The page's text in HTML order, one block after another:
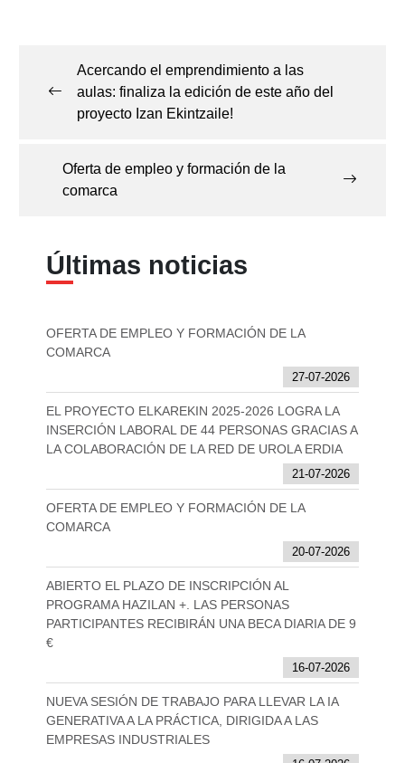
entradas
Acercando el emprendimiento a las
aulas: finaliza la edición de este año del
proyecto Izan Ekintzaile!
Oferta de empleo y formación de la
comarca
Últimas noticias
OFERTA DE EMPLEO Y FORMACIÓN DE LA
COMARCA
27-07-2026
EL PROYECTO ELKAREKIN 2025-2026 LOGRA LA
INSERCIÓN LABORAL DE 44 PERSONAS GRACIAS A
LA COLABORACIÓN DE LA RED DE UROLA ERDIA
21-07-2026
OFERTA DE EMPLEO Y FORMACIÓN DE LA
COMARCA
20-07-2026
ABIERTO EL PLAZO DE INSCRIPCIÓN AL
PROGRAMA HAZILAN +. LAS PERSONAS
PARTICIPANTES RECIBIRÁN UNA BECA DIARIA DE 9
€
16-07-2026
NUEVA SESIÓN DE TRABAJO PARA LLEVAR LA IA
GENERATIVA A LA PRÁCTICA, DIRIGIDA A LAS
EMPRESAS INDUSTRIALES